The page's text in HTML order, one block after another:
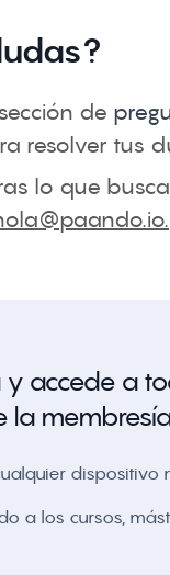
de
resolver tus
lo que
.
y accede a
la
dispositivo
a los cursos,